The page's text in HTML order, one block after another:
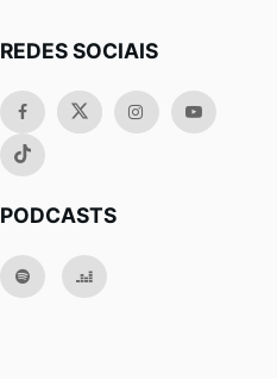
REDES SOCIAIS
PODCASTS